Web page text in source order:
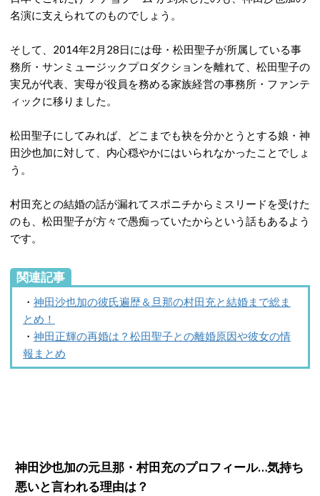
名演に支えられてのものでしょう。
そして、2014年2月28日には母・松田聖子が所属している事
務所・サンミュージックプロダクションを離れて、松田聖子の
実兄が代表、実母が役員を務める家族経営の事務所・ファンテ
ィックに移りました。
松田聖子にしてみれば、どこまでも袂を分かとうとする娘・神
田沙也加に対して、内心穏やかにはいられなかったことでしょ
う。
村田充との結婚の話が漏れてスポニチからミスリードを受けた
のも、松田聖子が方々で愚痴っていたからという話もあるよう
です。
関連記事
・ 神田沙也加の彼氏遍歴＆旦那の村田充と結婚まで総ま
とめ！
・ 神田正輝の再婚は？松田聖子との離婚原因や彼女の情
報まとめ
神田沙也加の元旦那・村田充のプロフィール…気持ち
悪いと言われる理由は？